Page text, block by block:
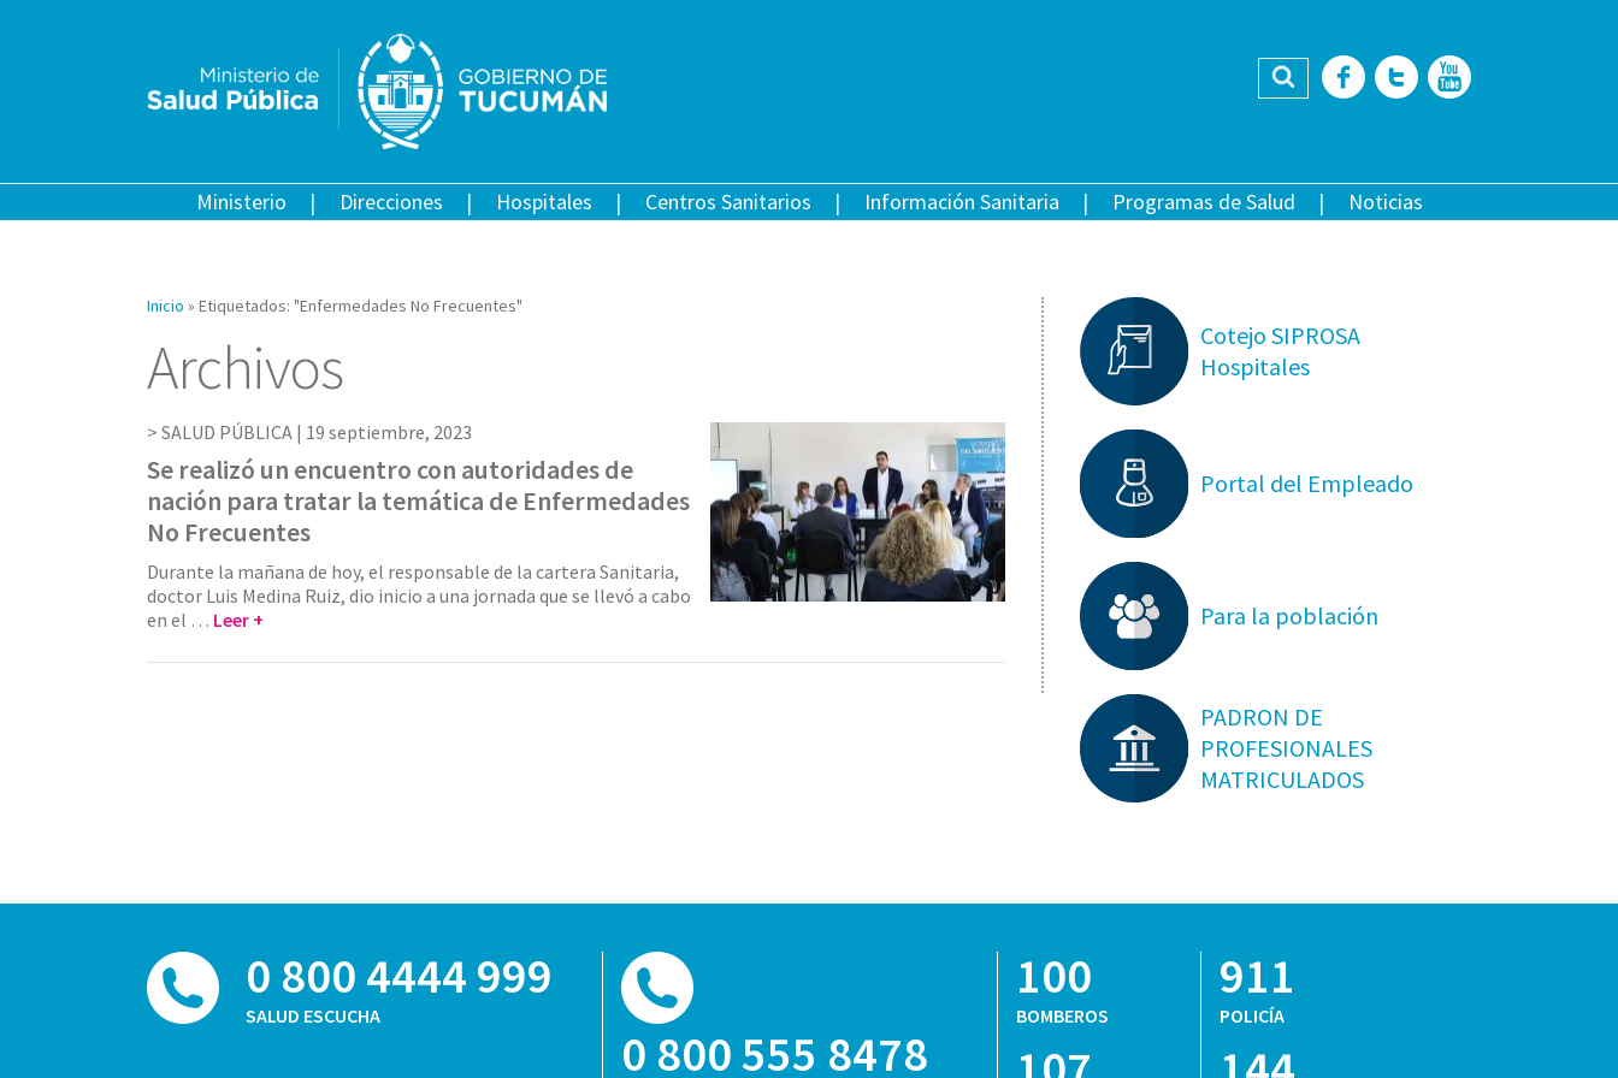
Buscar Facebook
Twitter
Ministerio Direcciones Hospitales Centros Sanitarios Información Sanitaria Programas de Salud Noticias
Inicio » Etiquetados: "Enfermedades No Frecuentes"
Archivos
SALUD PÚBLICA | 19 septiembre, 2023
Se realizó un encuentro con autoridades de
nación para tratar la temática de Enfermedades
No Frecuentes
Durante la mañana de hoy, el responsable de la cartera Sanitaria,
doctor Luis Medina Ruiz, dio inicio a una jornada que se llevó a cabo
en el … Leer +
Cotejo SIPROSA
Hospitales
Portal del Empleado
Para la población
PADRON DE
PROFESIONALES
MATRICULADOS
0 800 4444 999
SALUD ESCUCHA
0 800 555 8478
100
BOMBEROS
911
POLICÍA